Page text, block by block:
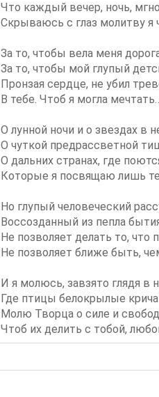
Что каждый вечер, ночь,
Скрываюсь с глаз молитву я
За то, чтобы вела меня
За то, чтобы мой глупый
Пронзая сердце, не убил
В тебе. Чтоб я могла
О лунной ночи и о звездах в
О чуткой предрассветной
О дальних странах, где
Которые я посвящаю лишь
Но глупый человеческий
Воссозданный из пепла
Не позволяет делать то, что
Не позволяет ближе быть,
И я молюсь, завзято глядя в
Где птицы белокрылые
Молю Творца о силе и
Чтоб их делить с тобой,